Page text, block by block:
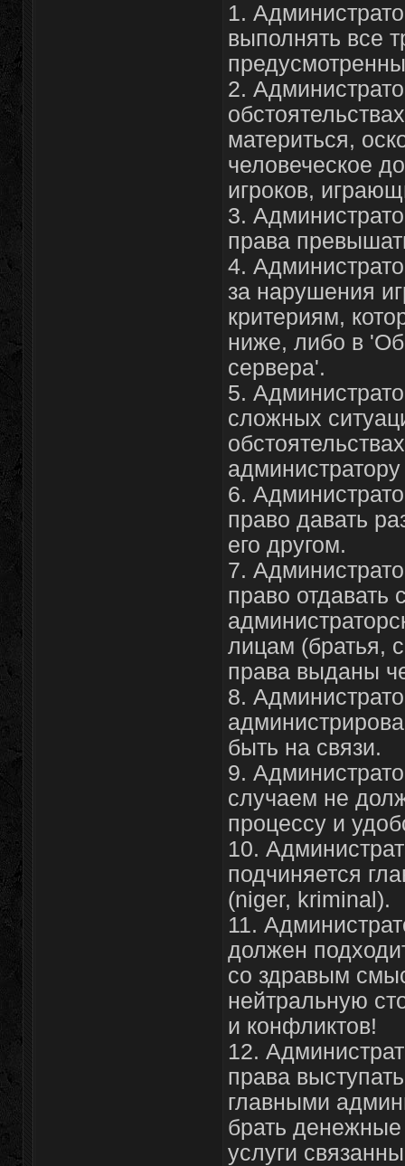
1.
выполнять все
2.
материться,
человеческое
игроков,
3.
права
4.
за нарушения
критериям,
ниже, либо в
сервера'.
5.
сложных
6.
право давать
его другом.
7.
право отдавать
лицам (братья,
права выданы
8.
быть на связи.
9.
случаем не
процессу и
10.
подчиняется
(niger, kriminal).
11.
должен
со здравым
нейтральную
и конфликтов!
12.
права
главными
брать денежные
услуги